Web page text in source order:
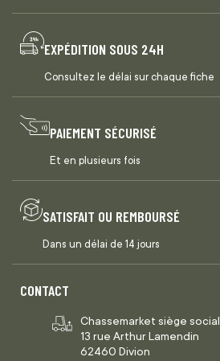
EXPÉDITION SOUS 24H
Consultez le délai sur chaque fiche
PAIEMENT SÉCURISÉ
Et en plusieurs fois
SATISFAIT OU REMBOURSÉ
Dans un délai de 14 jours
CONTACT
Chassemarket siège social
13 rue Arthur Lamendin
62460 Divion